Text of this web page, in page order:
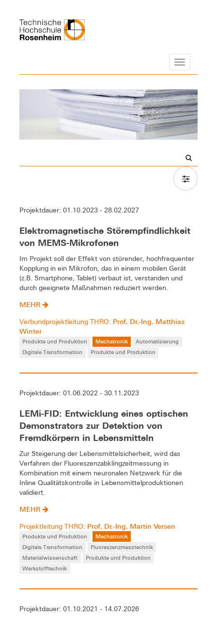
Navigation
Projektdauer: 01.10.2023 - 28.02.2027
Elektromagnetische Störempfindlichkeit
von MEMS-Mikrofonen
Im Projekt soll der Effekt von störender, hochfrequenter
Kopplung in ein Mikrofon, das in einem mobilen Gerät
(z.B. Smartphone, Tablet) verbaut ist, verstanden und
durch geeignete Maßnahmen reduziert werden.
MEHR
Verbundprojektleitung THRO: Prof. Dr.-Ing. Matthias
Winter
Produkte und Produktion Mechatronik
Automatisierung
Digitale Transformation
Produkte und Produktion
Projektdauer: 01.06.2022 - 30.11.2023
LEMi-FID: Entwicklung eines optischen
Demonstrators zur Detektion von
Fremdkörpern in Lebensmitteln
Zur Steigerung der Lebensmittelsicherheit, wird das
Verfahren der Fluoreszenzabklingzeitmessung in
Kombination mit einem neuronalen Netzwerk für die
Inline Qualitätskontrolle in Lebensmittelproduktionen
validiert.
MEHR
Projektleitung THRO: Prof. Dr.-Ing. Martin Versen
Produkte und Produktion
Mechatronik
Digitale Transformation
Fluoreszenzmesstechnik
Materialwissenschaft
Produkte und Produktion
Werkstofftechnik
Projektdauer: 01.10.2021 - 14.07.2026